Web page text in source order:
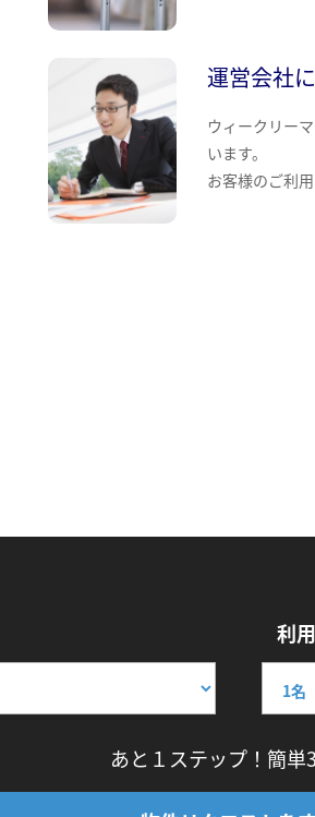
運営会社
ウィークリー
います。
お客様のご利
利
あと１ステップ！簡単